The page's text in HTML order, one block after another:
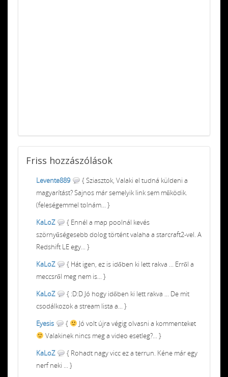
Friss hozzászólások
Levente889
{ Sziasztok, Valaki el tudná küldeni a
magyarítást? Sajnos már semelyik link sem működik.
(feleségemmel tolnám... }
KaLoZ
{ Ennél a map poolnál kevés
szörnyűségesebb dolog történt valaha a starcraft2-vel. A
Redshift LE egy... }
KaLoZ
{ Hát igen, ez is időben ki lett rakva ... Erről a
meccsről meg nem is... }
KaLoZ
{ :D:D Jó hogy időben ki lett rakva ... De mit
csodálkozok a stream lista a... }
Eyesis
{
Jó volt újra végig olvasni a kommenteket
Valakinek nincs meg a video esetleg?... }
KaLoZ
{ Rohadt nagy vicc ez a terrun. Kéne már egy
nerf neki ... }